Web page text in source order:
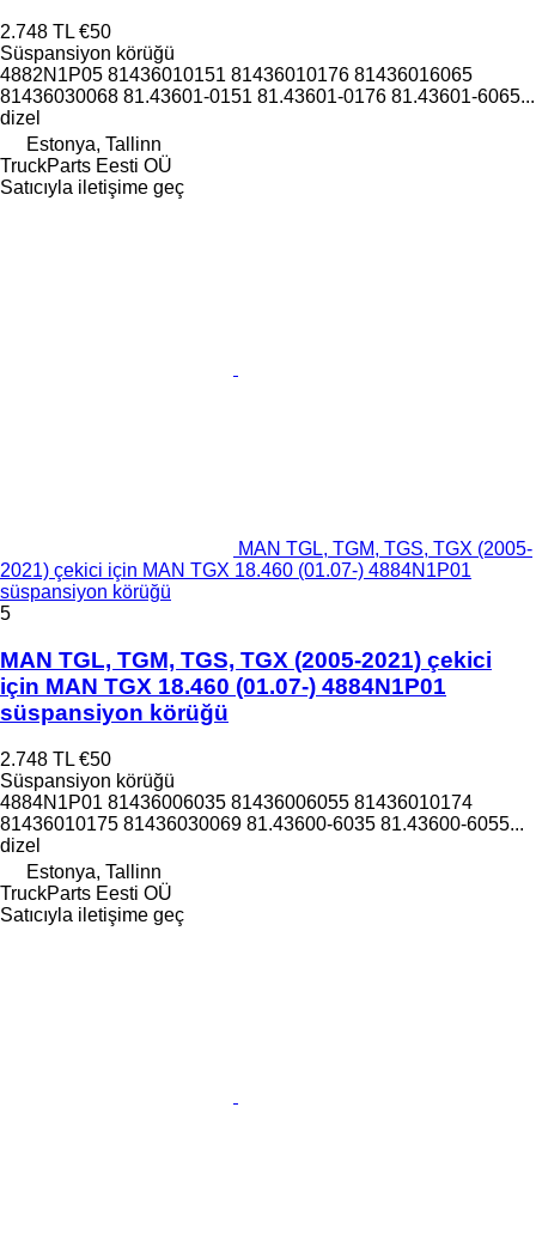
2.748 TL €50
Süspansiyon körüğü
4882N1P05 81436010151 81436010176 81436016065
81436030068 81.43601-0151 81.43601-0176 81.43601-6065...
dizel
Estonya, Tallinn
TruckParts Eesti OÜ
Satıcıyla iletişime geç
MAN TGL, TGM, TGS, TGX (2005-
2021) çekici için MAN TGX 18.460 (01.07-) 4884N1P01
süspansiyon körüğü
5
MAN TGL, TGM, TGS, TGX (2005-2021) çekici
için MAN TGX 18.460 (01.07-) 4884N1P01
süspansiyon körüğü
2.748 TL €50
Süspansiyon körüğü
4884N1P01 81436006035 81436006055 81436010174
81436010175 81436030069 81.43600-6035 81.43600-6055...
dizel
Estonya, Tallinn
TruckParts Eesti OÜ
Satıcıyla iletişime geç